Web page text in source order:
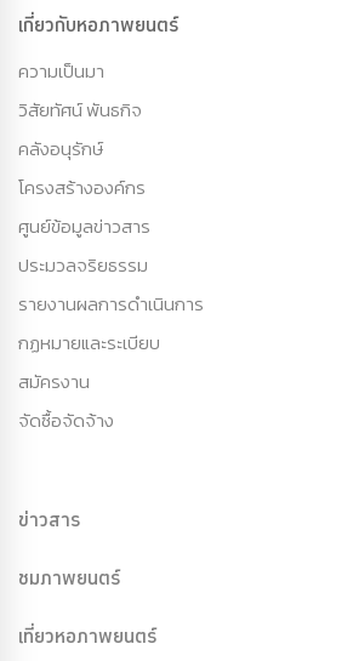
เกี่ยวกับหอภาพยนตร์
ความเป็นมา
วิสัยทัศน์ พันธกิจ
คลังอนุรักษ์
โครงสร้างองค์กร
ศูนย์ข้อมูลข่าวสาร
ประมวลจริยธรรม
รายงานผลการดำเนินการ
กฏหมายและระเบียบ
สมัครงาน
จัดซื้อจัดจ้าง
ข่าวสาร
ชมภาพยนตร์
เที่ยวหอภาพยนตร์